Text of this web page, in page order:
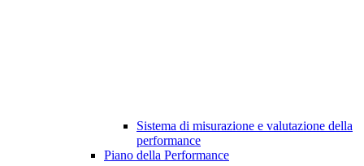
Sistema di misurazione e valutazione della
performance
Piano della Performance